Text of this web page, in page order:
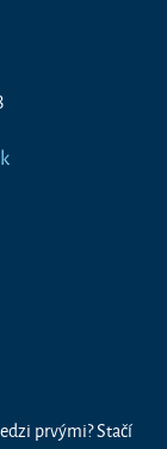
prvými? Stačí